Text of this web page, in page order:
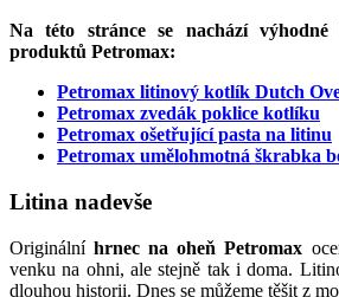
Na této stránce se nachází
produktů Petromax:
Petromax litinový kotlík Dutch
Petromax zvedák poklice kotlíku
Petromax ošetřující pasta na litinu
Petromax umělohmotná škrabka
Litina nadevše
Originálníhrnec na oheň Petromax
venku na ohni, ale stejně tak i doma.
dlouhou historii. Dnes se můžeme těšit z